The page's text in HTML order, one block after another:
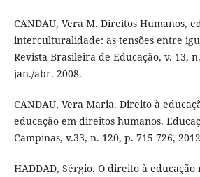
CANDAU, Vera M. Direitos Humanos,
interculturalidade: as tensões entre
Revista Brasileira de Educação, v. 13,
jan./abr. 2008.
CANDAU, Vera Maria. Direito à
educação em direitos humanos.
Campinas, v.33, n. 120, p. 715-726,
HADDAD, Sérgio. O direito à educação